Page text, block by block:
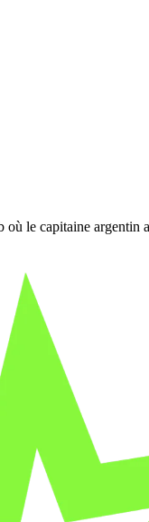
où le capitaine argentin